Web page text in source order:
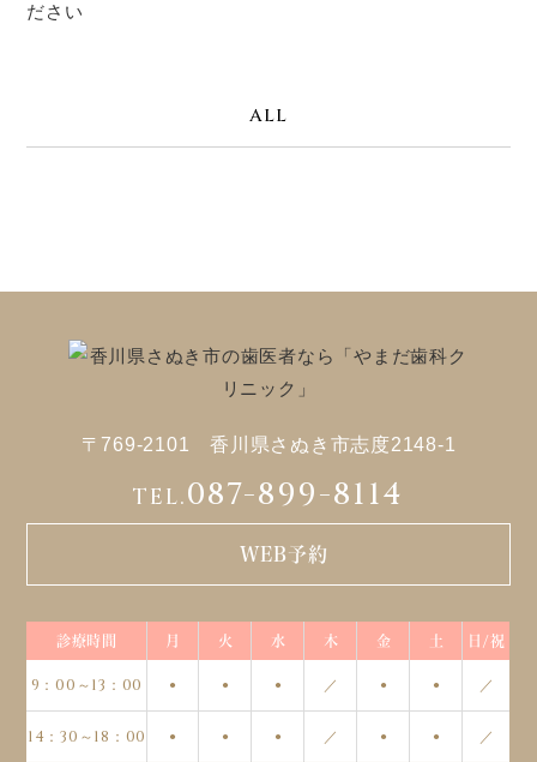
ださい
ALL
〒769-2101 香川県さぬき市志度2148-1
TEL.087-899-8114
WEB予約
診療時間 月 火 水 木 金 土 日/祝
9：00～13：00 ● ● ● ／ ● ● ／
14：30～18：00 ● ● ● ／ ● ● ／